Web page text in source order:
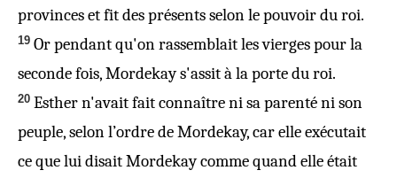
provinces et fit des présents selon le pouvoir du roi.
19 Or pendant qu'on rassemblait les vierges pour la
seconde fois, Mordekay s'assit à la porte du roi.
20 Esther n'avait fait connaître ni sa parenté ni son
peuple, selon l’ordre de Mordekay, car elle exécutait
ce que lui disait Mordekay comme quand elle était